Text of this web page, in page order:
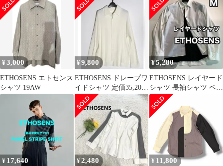
ード
¥3,000
ETHOSENS エトセンス
シャツ 19AW
¥ 9,800
ETHOSENS ドレープワ
イドシャツ 定価35,200
円
¥5,280
ETHOSENS レイヤード
シャツ 長袖シャツ ベス
ト ホワイト ブラック
M
¥ 17,640 ¥2,480 ¥ 11,800